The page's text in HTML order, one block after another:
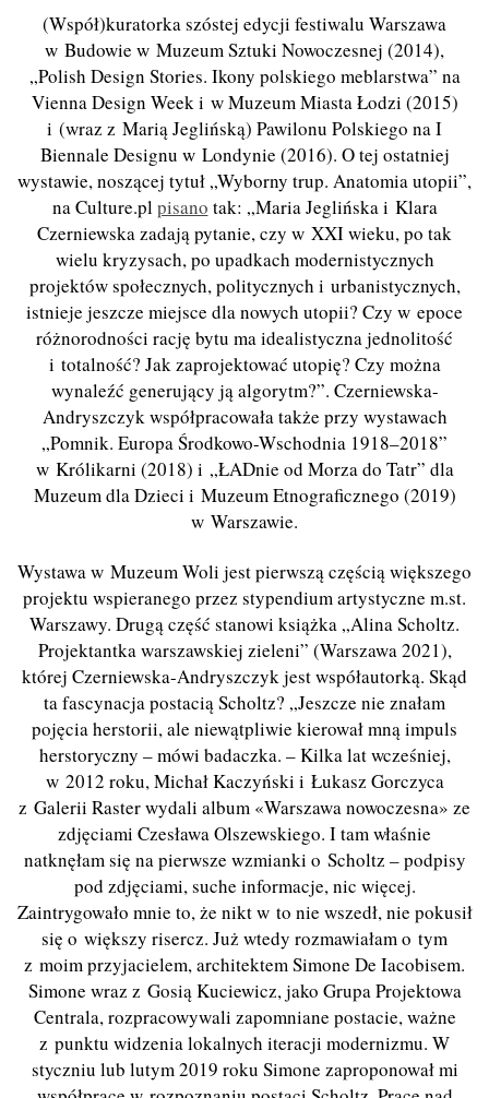
(Współ)kuratorka szóstej edycji festiwalu Warszawa
w Budowie w Muzeum Sztuki Nowoczesnej (2014),
„Polish Design Stories. Ikony polskiego meblarstwa” na
Vienna Design Week i w Muzeum Miasta Łodzi (2015)
i (wraz z Marią Jeglińską) Pawilonu Polskiego na I
Biennale Designu w Londynie (2016). O tej ostatniej
wystawie, noszącej tytuł „Wyborny trup. Anatomia utopii”,
na Culture.pl pisano tak: „Maria Jeglińska i Klara
Czerniewska zadają pytanie, czy w XXI wieku, po tak
wielu kryzysach, po upadkach modernistycznych
projektów społecznych, politycznych i urbanistycznych,
istnieje jeszcze miejsce dla nowych utopii? Czy w epoce
różnorodności rację bytu ma idealistyczna jednolitość
i totalność? Jak zaprojektować utopię? Czy można
wynaleźć generujący ją algorytm?”. Czerniewska-
Andryszczyk współpracowała także przy wystawach
„Pomnik. Europa Środkowo-Wschodnia 1918–2018”
w Królikarni (2018) i „ŁADnie od Morza do Tatr” dla
Muzeum dla Dzieci i Muzeum Etnograficznego (2019)
w Warszawie.
Wystawa w Muzeum Woli jest pierwszą częścią większego
projektu wspieranego przez stypendium artystyczne m.st.
Warszawy. Drugą część stanowi książka „Alina Scholtz.
Projektantka warszawskiej zieleni” (Warszawa 2021),
której Czerniewska-Andryszczyk jest współautorką. Skąd
ta fascynacja postacią Scholtz? „Jeszcze nie znałam
pojęcia herstorii, ale niewątpliwie kierował mną impuls
herstoryczny – mówi badaczka. – Kilka lat wcześniej,
w 2012 roku, Michał Kaczyński i Łukasz Gorczyca
z Galerii Raster wydali album «Warszawa nowoczesna» ze
zdjęciami Czesława Olszewskiego. I tam właśnie
natknęłam się na pierwsze wzmianki o Scholtz – podpisy
pod zdjęciami, suche informacje, nic więcej.
Zaintrygowało mnie to, że nikt w to nie wszedł, nie pokusił
się o większy risercz. Już wtedy rozmawiałam o tym
z moim przyjacielem, architektem Simone De Iacobisem.
Simone wraz z Gosią Kuciewicz, jako Grupa Projektowa
Centrala, rozpracowywali zapomniane postacie, ważne
z punktu widzenia lokalnych iteracji modernizmu. W
styczniu lub lutym 2019 roku Simone zaproponował mi